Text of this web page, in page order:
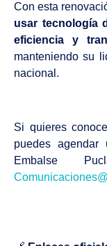
Con esta
usar tecnología
eficiencia y
manteniendo su
nacional.
Si quieres
puedes
Embalse